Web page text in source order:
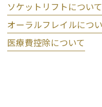
ソケットリフトについて
医療費控除について